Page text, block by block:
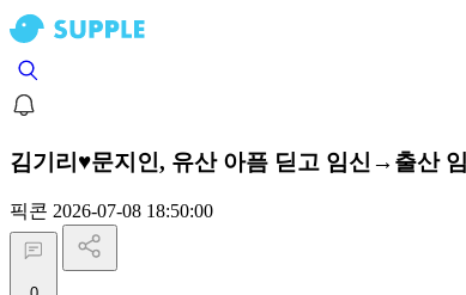
김기리♥문지인, 유산 아픔 딛고 임신→출산
픽콘 2026-07-08 18:50:00